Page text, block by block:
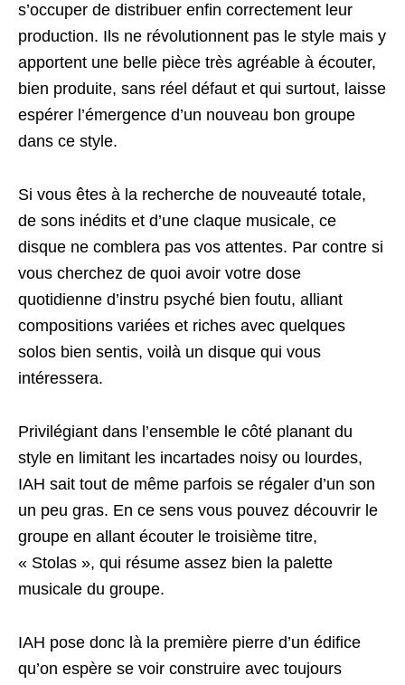
s’occuper de distribuer enfin correctement leur
production. Ils ne révolutionnent pas le style mais y
apportent une belle pièce très agréable à écouter,
bien produite, sans réel défaut et qui surtout, laisse
espérer l’émergence d’un nouveau bon groupe
dans ce style.
Si vous êtes à la recherche de nouveauté totale,
de sons inédits et d’une claque musicale, ce
disque ne comblera pas vos attentes. Par contre si
vous cherchez de quoi avoir votre dose
quotidienne d’instru psyché bien foutu, alliant
compositions variées et riches avec quelques
solos bien sentis, voilà un disque qui vous
intéressera.
Privilégiant dans l’ensemble le côté planant du
style en limitant les incartades noisy ou lourdes,
IAH sait tout de même parfois se régaler d’un son
un peu gras. En ce sens vous pouvez découvrir le
groupe en allant écouter le troisième titre,
« Stolas », qui résume assez bien la palette
musicale du groupe.
IAH pose donc là la première pierre d’un édifice
qu’on espère se voir construire avec toujours